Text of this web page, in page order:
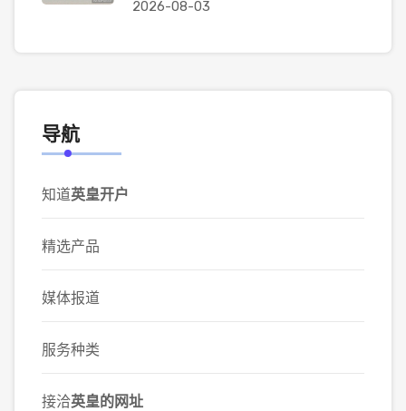
2026-08-03
导航
知道英皇开户
精选产品
媒体报道
服务种类
接洽英皇的网址